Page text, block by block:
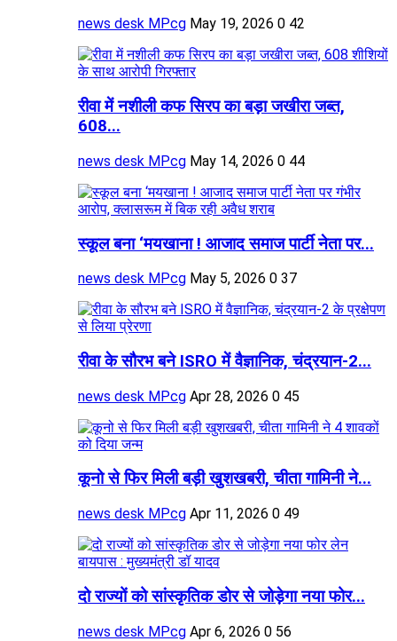
news desk MPcg May 19, 2026 0 42
रीवा में नशीली कफ सिरप का बड़ा जखीरा जब्त,
608...
news desk MPcg May 14, 2026 0 44
स्कूल बना ‘मयखाना ! आजाद समाज पार्टी नेता पर...
news desk MPcg May 5, 2026 0 37
रीवा के सौरभ बने ISRO में वैज्ञानिक, चंद्रयान-2...
news desk MPcg Apr 28, 2026 0 45
कूनो से फिर मिली बड़ी खुशखबरी, चीता गामिनी ने...
news desk MPcg Apr 11, 2026 0 49
दो राज्यों को सांस्कृतिक डोर से जोड़ेगा नया फोर...
news desk MPcg Apr 6, 2026 0 56